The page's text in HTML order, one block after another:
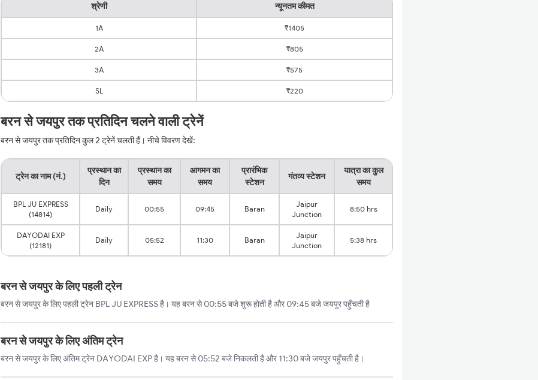
श्रेणी न्यूनतम कीमत
1A ₹1405
2A ₹805
3A ₹575
SL ₹220
बरन से जयपुर तक प्रतिदिन चलने वाली ट्रेनें
बरन से जयपुर तक प्रतिदिन कुल 2 ट्रेनें चलती हैं। नीचे विवरण देखें:
ट्रेन का नाम (नं.)
प्रस्थान का
दिन
प्रस्थान का
समय
आगमन का
समय
प्रारंभिक
स्टेशन
गंतव्य स्टेशन
यात्रा का कुल
समय
BPL JU EXPRESS
(14814)
Daily 00:55 09:45 Baran
Jaipur
Junction
8:50 hrs
DAYODAI EXP
(12181)
Daily 05:52 11:30 Baran
Jaipur
Junction
5:38 hrs
बरन से जयपुर के लिए पहली ट्रेन
बरन से जयपुर के लिए पहली ट्रेन BPL JU EXPRESS है। यह बरन से 00:55 बजे शुरू होती है और 09:45 बजे जयपुर पहुँचती है
बरन से जयपुर के लिए अंतिम ट्रेन
बरन से जयपुर के लिए अंतिम ट्रेन DAYODAI EXP है। यह बरन से 05:52 बजे निकलती है और 11:30 बजे जयपुर पहुँचती है।